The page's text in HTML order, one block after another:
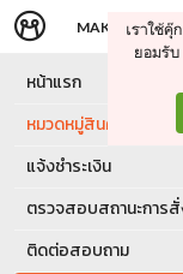
จัดการรถเข็น ด
MAKERSเราใช้คุ๊
ยอมรับ
หน้าแรก
หมวดหมู่สินค้า
แจ้งชำระเงิน
ตรวจสอบสถานะการ
ติดต่อสอบถาม